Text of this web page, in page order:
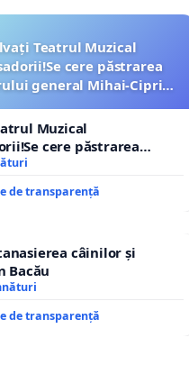
Teatrul Muzical
cere păstrarea
general Mihai-Ciprian
Muzical
cere păstrarea
general Mihai-Ciprian
de transparență
câinilor și
Bacău
de transparență